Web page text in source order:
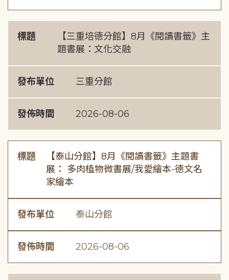
標題
【三重培德分館】8月《閱讀書籤》主
題書展：文化交融
發布單位 三重分館
發佈時間 2026-08-06
標題
【泰山分館】8月《閱讀書籤》主題書
展： 多肉植物微書展/我愛繪本-德文名
家繪本
發布單位 泰山分館
發佈時間 2026-08-06